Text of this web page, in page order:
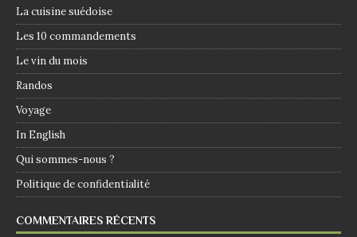
La cuisine suédoise
Les 10 commandements
Le vin du mois
Randos
Voyage
In English
Qui sommes-nous ?
Politique de confidentialité
COMMENTAIRES RÉCENTS